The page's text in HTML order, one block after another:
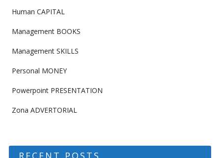
Human CAPITAL
Management BOOKS
Management SKILLS
Personal MONEY
Powerpoint PRESENTATION
Zona ADVERTORIAL